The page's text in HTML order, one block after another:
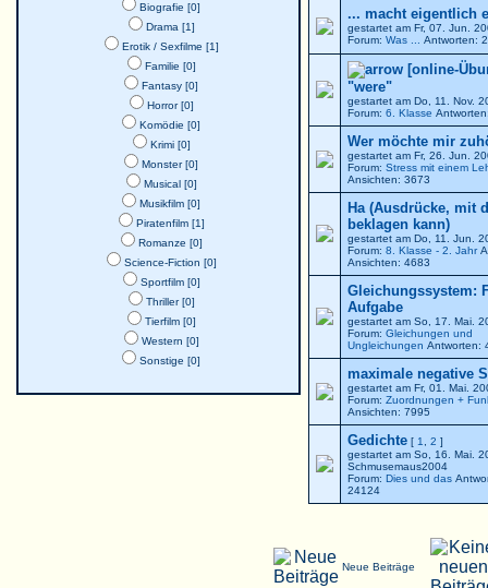
Biografie [0]
Drama [1]
Erotik / Sexfilme [1]
Familie [0]
Fantasy [0]
Horror [0]
Komödie [0]
Krimi [0]
Monster [0]
Musical [0]
Musikfilm [0]
Piratenfilm [1]
Romanze [0]
Science-Fiction [0]
Sportfilm [0]
Thriller [0]
Tierfilm [0]
Western [0]
Sonstige [0]
... macht eigentlich
gestartet am Fr, 07. Jun.
Forum: Was ... Antworten:
[online-
"were"
gestartet am Do, 11. Nov.
Forum: 6. Klasse
Wer möchte mir
gestartet am Fr, 26. Jun.
Forum: Stress mit einem
Ansichten: 3673
Ha (Ausdrücke, mit
beklagen kann)
gestartet am Do, 11. Jun.
Forum: 8. Klasse - 2. Jahr
Ansichten: 4683
Gleichungssystem:
Aufgabe
gestartet am So, 17. Mai.
Forum: Gleichungen und
Ungleichungen Antworten:
maximale negative
gestartet am Fr, 01. Mai.
Forum: Zuordnungen +
Ansichten: 7995
Gedichte [ 1 2 ]
gestartet am So, 16. Mai.
Schmusemaus2004
Forum: Dies und das
24124
Neue Beiträge